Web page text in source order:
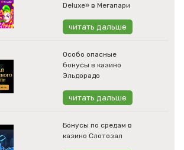
Deluxe» в Мегапари
читать дальше
Особо опасные
бонусы в казино
Эльдорадо
читать дальше
Бонусы по средам в
казино Слотозал